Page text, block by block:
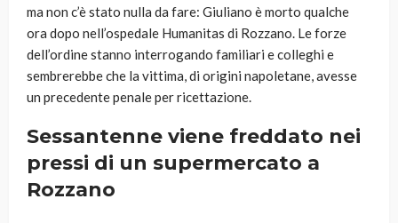
ma non c’è stato nulla da fare: Giuliano è morto qualche
ora dopo nell’ospedale Humanitas di Rozzano. Le forze
dell’ordine stanno interrogando familiari e colleghi e
sembrerebbe che la vittima, di origini napoletane, avesse
un precedente penale per ricettazione.
Sessantenne viene freddato nei
pressi di un supermercato a
Rozzano